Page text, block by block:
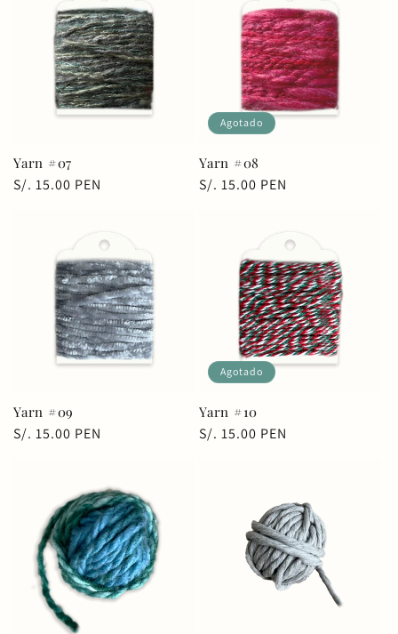
Yarn #07
Precio
S/. 15.00 PEN
Agotado
Yarn #08
Precio
S/. 15.00 PEN
Yarn #09
Precio
S/. 15.00 PEN
Agotado
Yarn #10
Precio
S/. 15.00 PEN